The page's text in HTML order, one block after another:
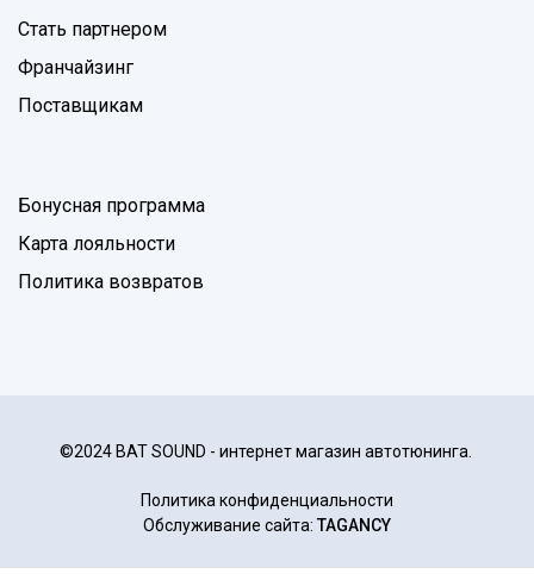
Стать партнером
Франчайзинг
Поставщикам
Бонусная программа
Карта лояльности
Политика возвратов
©2024 BAT SOUND - интернет магазин автотюнинга.
Политика конфиденциальности
Обслуживание сайта: TAGANCY